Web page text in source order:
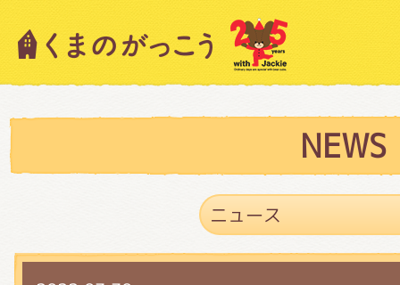
NEWS
キャラクター紹介
スタッフブログ